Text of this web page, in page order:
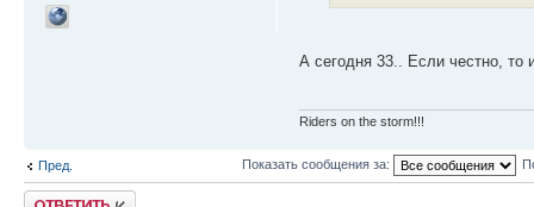
А сегодня 33.. Если честно,
Riders on the storm!!!
Пред. Показать сообщения за:
Ответить